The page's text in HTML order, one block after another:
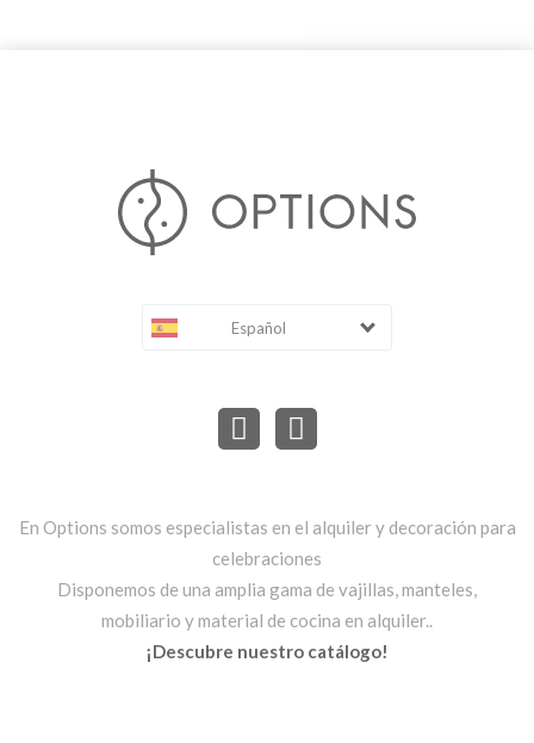
Español
En Options somos especialistas en el alquiler y decoración para
celebraciones
Disponemos de una amplia gama de vajillas, manteles,
mobiliario y material de cocina en alquiler..
¡Descubre nuestro catálogo!